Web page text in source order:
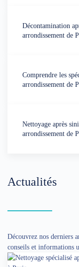
Décontamination
arrondissement de
Comprendre les
arrondissement de
Nettoyage après
arrondissement de
Actualités
Découvrez nos derniers
conseils et informations